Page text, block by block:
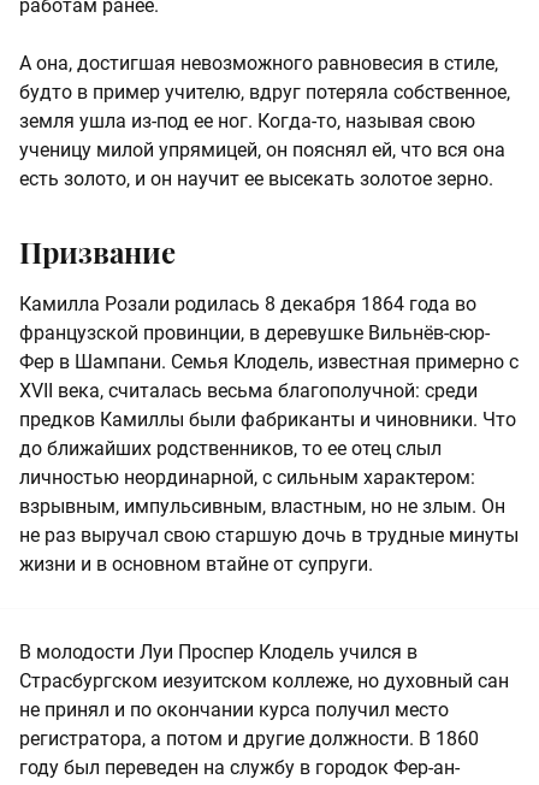
работам ранее.
А она, достигшая невозможного равновесия в стиле,
будто в пример учителю, вдруг потеряла собственное,
земля ушла из-под ее ног. Когда-то, называя свою
ученицу милой упрямицей, он пояснял ей, что вся она
есть золото, и он научит ее высекать золотое зерно.
Призвание
Камилла Розали родилась 8 декабря 1864 года во
французской провинции, в деревушке Вильнёв-сюр-
Фер в Шампани. Семья Клодель, известная примерно с
XVII века, считалась весьма благополучной: среди
предков Камиллы были фабриканты и чиновники. Что
до ближайших родственников, то ее отец слыл
личностью неординарной, с сильным характером:
взрывным, импульсивным, властным, но не злым. Он
не раз выручал свою старшую дочь в трудные минуты
жизни и в основном втайне от супруги.
В молодости Луи Проспер Клодель учился в
Страсбургском иезуитском коллеже, но духовный сан
не принял и по окончании курса получил место
регистратора, а потом и другие должности. В 1860
году был переведен на службу в городок Фер-ан-